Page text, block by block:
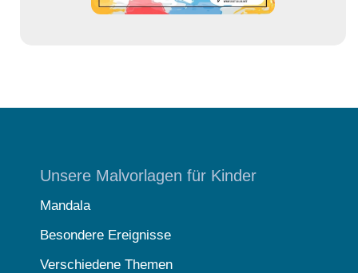
Unsere Malvorlagen für Kinder
Mandala
Besondere Ereignisse
Verschiedene Themen